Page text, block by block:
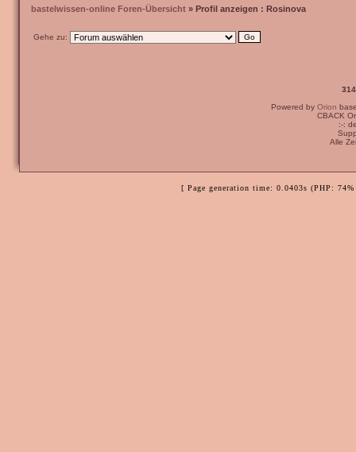
bastelwissen-online Foren-Übersicht » Profil anzeigen : Rosinova
Gehe zu:
Powered by Orion
CBACK
:-:
Alle
[ Page generation time: 0.0403s (PHP: